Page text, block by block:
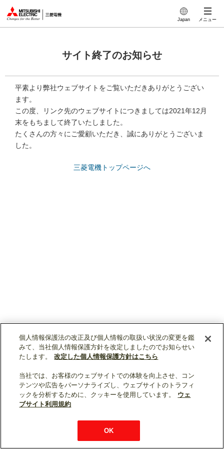
Japan メニュー
サイト終了のお知らせ
平素より弊社ウェブサイトをご覧いただきありがとうござい
ます。
この度、リンク先のウェブサイトにつきましては2021年12月
末をもちまして終了いたしました。
たくさんの方々にご愛顧いただき、誠にありがとうございま
した。
三菱電機トップページへ
ソーシャルメディア公式アカウント一覧
個人情報保護
© Mitsubishi Electric Corporation
個人情報保護法の改正及び個人情報の取扱い状況の変更を鑑
みて、当社個人情報保護方針を改定しましたのでお知らせい
たします。
改定した個人情報保護方針はこちら
当社では、お客様のウェブサイトでの体験を向上させ、コン
テンツや広告をパーソナライズし、ウェブサイトのトラフィ
ックを分析するために、クッキーを使用しています。
ウェ
ブサイト利用規約
OK